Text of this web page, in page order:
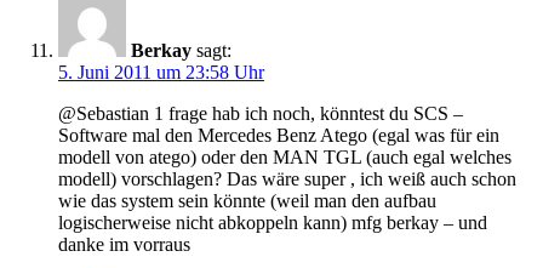
Berkay sagt:
5. Juni 2011 um 23:58 Uhr
@Sebastian 1 frage hab ich noch, könntest du SCS –
Software mal den Mercedes Benz Atego (egal was für ein
modell von atego) oder den MAN TGL (auch egal welches
modell) vorschlagen? Das wäre super , ich weiß auch schon
wie das system sein könnte (weil man den aufbau
logischerweise nicht abkoppeln kann) mfg berkay – und
danke im vorraus